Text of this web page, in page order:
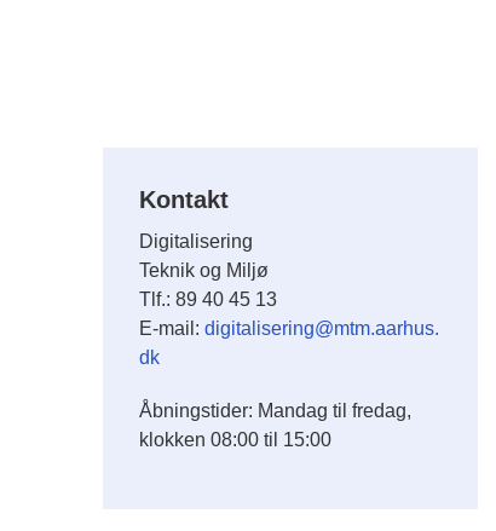
Kontakt
Digitalisering
Teknik og Miljø
Tlf.: 89 40 45 13
E-mail:digitalisering@mtm.aarhus.
dk
Åbningstider: Mandag til fredag,
klokken 08:00 til 15:00